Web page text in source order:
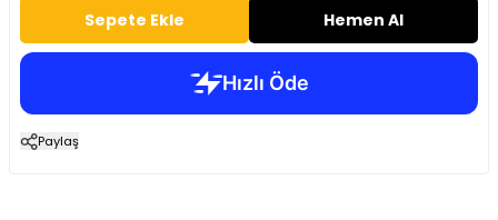
Sepete Ekle Hemen Al
Paylaş